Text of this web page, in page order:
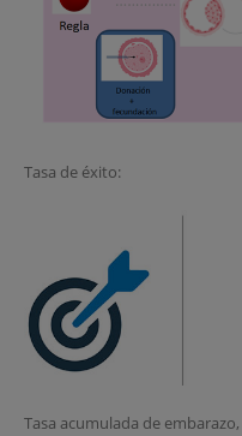
Tasa de éxito:
Tasa acumulada de